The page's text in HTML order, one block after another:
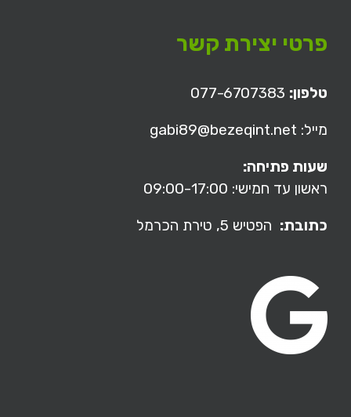
פרטי יצירת קשר
טלפון: 077-6707383
מייל: gabi89@bezeqint.net
שעות פתיחה:
ראשון עד חמישי: 09:00-17:00
כתובת: הפטיש 5, טירת הכרמל